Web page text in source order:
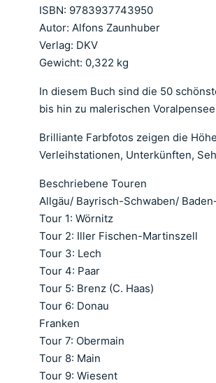
ISBN: 9783937743950
Autor: Alfons Zaunhuber
Verlag: DKV
Gewicht: 0,322 kg
In diesem Buch sind die 50
bis hin zu malerischen
Brilliante Farbfotos zeigen die
Verleihstationen, Unterkünften,
Beschriebene Touren
Allgäu/ Bayrisch-Schwaben/
Tour 1: Wörnitz
Tour 2: Iller Fischen-Martinszell
Tour 3: Lech
Tour 4: Paar
Tour 5: Brenz (C. Haas)
Tour 6: Donau
Franken
Tour 7: Obermain
Tour 8: Main
Tour 9: Wiesent